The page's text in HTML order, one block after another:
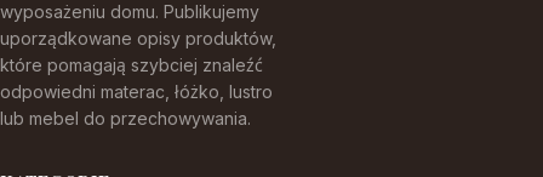
wyposażeniu domu. Publikujemy
uporządkowane opisy produktów,
które pomagają szybciej znaleźć
odpowiedni materac, łóżko, lustro
lub mebel do przechowywania.